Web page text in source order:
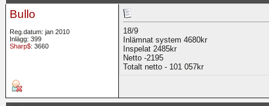
Bullo
Reg.datum: jan 2010
Inlägg: 399
Sharp$: 3660
18/9
Inlämnat system 4680kr
Inspelat 2485kr
Netto -2195
Totalt netto - 101 057kr